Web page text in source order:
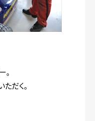
。
だく。